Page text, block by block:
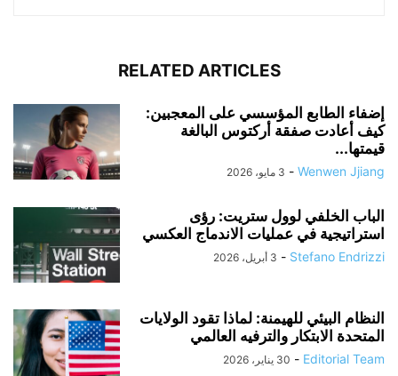
RELATED ARTICLES
إضفاء الطابع المؤسسي على المعجبين:
كيف أعادت صفقة أركتوس البالغة
قيمتها...
Wenwen Jjiang
- 3 مايو، 2026
الباب الخلفي لوول ستريت: رؤى
استراتيجية في عمليات الاندماج العكسي
Stefano Endrizzi
- 3 أبريل، 2026
النظام البيئي للهيمنة: لماذا تقود الولايات
المتحدة الابتكار والترفيه العالمي
Editorial Team
- 30 يناير، 2026